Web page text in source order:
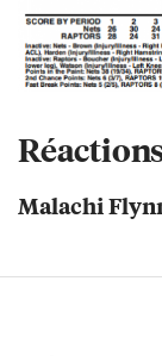
Malachi